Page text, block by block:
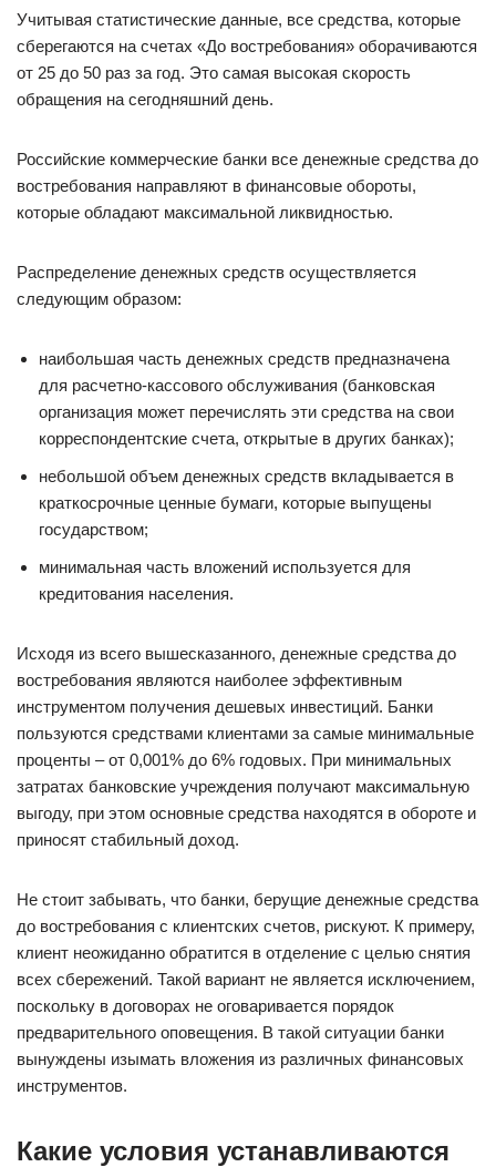
Учитывая статистические данные, все средства, которые
сберегаются на счетах «До востребования» оборачиваются
от 25 до 50 раз за год. Это самая высокая скорость
обращения на сегодняшний день.
Российские коммерческие банки все денежные средства до
востребования направляют в финансовые обороты,
которые обладают максимальной ликвидностью.
Распределение денежных средств осуществляется
следующим образом:
наибольшая часть денежных средств предназначена
для расчетно-кассового обслуживания (банковская
организация может перечислять эти средства на свои
корреспондентские счета, открытые в других банках);
небольшой объем денежных средств вкладывается в
краткосрочные ценные бумаги, которые выпущены
государством;
минимальная часть вложений используется для
кредитования населения.
Исходя из всего вышесказанного, денежные средства до
востребования являются наиболее эффективным
инструментом получения дешевых инвестиций. Банки
пользуются средствами клиентами за самые минимальные
проценты – от 0,001% до 6% годовых. При минимальных
затратах банковские учреждения получают максимальную
выгоду, при этом основные средства находятся в обороте и
приносят стабильный доход.
Не стоит забывать, что банки, берущие денежные средства
до востребования с клиентских счетов, рискуют. К примеру,
клиент неожиданно обратится в отделение с целью снятия
всех сбережений. Такой вариант не является исключением,
поскольку в договорах не оговаривается порядок
предварительного оповещения. В такой ситуации банки
вынуждены изымать вложения из различных финансовых
инструментов.
Какие условия устанавливаются